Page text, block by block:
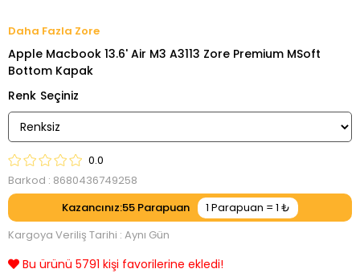
Zore
Apple Macbook 13.6' Air M3 A3113 Zore Premium MSoft
Bottom Kapak
Renk
0.0
Barkod : 8680436749258
Kazancınız:55
Kargoya Veriliş Tarihi : Aynı Gün
Bu ürünü 5791 kişi favorilerine ekledi!